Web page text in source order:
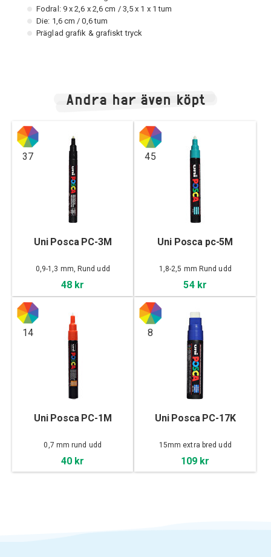
Fodral: 9 x 2,6 x 2,6 cm / 3,5 x 1 x 1 tum
Die: 1,6 cm / 0,6 tum
Präglad grafik & grafiskt tryck
Andra har även köpt
37
Uni Posca PC-3M
0,9-1,3 mm, Rund udd
48 kr
45
Uni Posca pc-5M
1,8-2,5 mm Rund udd
54 kr
14
Uni Posca PC-1M
0,7 mm rund udd
40 kr
8
Uni Posca PC-17K
15mm extra bred udd
109 kr